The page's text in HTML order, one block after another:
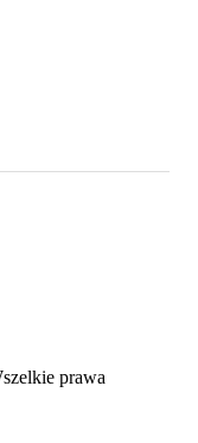
prawa